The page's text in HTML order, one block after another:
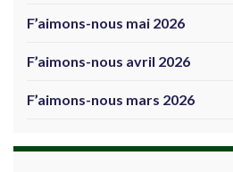
F’aimons-nous mai 2026
F’aimons-nous avril 2026
F’aimons-nous mars 2026